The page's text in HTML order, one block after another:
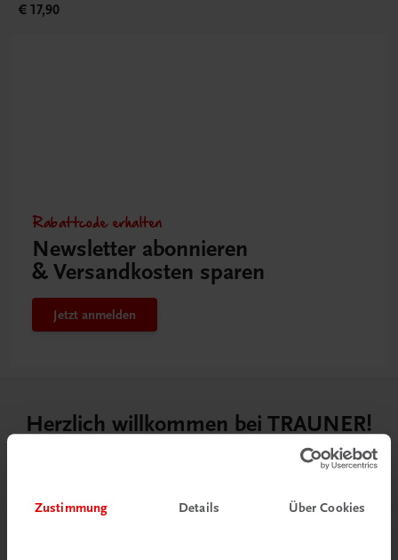
Zustimmung Details Über Cookies
€ 17,90
Rabattcode erhalten
Newsletter abonnieren
& Versandkosten sparen
Jetzt anmelden
Herzlich willkommen bei TRAUNER!